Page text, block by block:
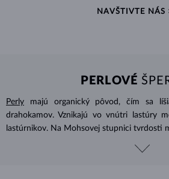
NAVŠTIVTE NÁS
PERLOVÉ
Perly
majú organický pôvod, čím sa
drahokamov. Vznikajú vo vnútri lastúry
lastúrnikov. Na Mohsovej stupnici tvrdosti